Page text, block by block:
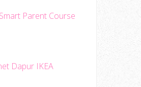
Parent Course
Dapur IKEA